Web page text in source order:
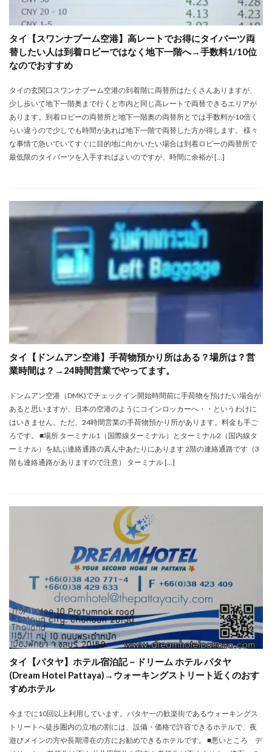
タイ【スワンナプーム空港】高レートでお得にタイバーツ両
替したい人は到着ロビーではなく地下一階へ→手数料1/10位
なのでおすすめ
タイの玄関口スワンナプーム空港の到着階に両替所はたくさんありますが、
少し歩いて地下一階奥まで行くと市内と同じ高レートで両替できるエリアが
あります。到着ロビーの両替所と地下一階奥の両替所とでは手数料が10倍く
らい違うので少しでも時間があれば地下一階で両替した方が得します。 様々
な事情で急いでいてすぐに目的地に向かいたい場合は到着ロビーの両替所で
最低限のタイバーツを入手すればよいのですが、時間に余裕が […]
タイ【ドンムアン空港】手荷物預かり所はある？場所は？営
業時間は？→24時間営業でやってます。
ドンムアン空港（DMK)でチェックイン開始時間前に手荷物を預けたい場合が
あると思いますが、日本の空港のようにコインロッカーへ・・というわけに
はいきません。ただ、24時間営業の手荷物預かり所があります。料金も手ご
ろです。 ■場所 ターミナル1（国際線ターミナル）とターミナル2（国内線タ
ーミナル）を結ぶ連絡通路の真ん中あたりにあります 2階の連絡通路です（3
階も連絡通路がありますので注意） ターミナル […]
タイ【パタヤ】ホテル宿泊記－ドリーム ホテル パタヤ
(Dream Hotel Pattaya)→ウォーキングストリート近くのおす
すめホテル
今までに10回以上利用しています。パタヤ一の歓楽街であるウォーキングス
トリートへ徒歩圏内の立地の割には、設備・価格で許容できるホテルで、夜
遊びメインの方や長期滞在の方にお勧めできるホテルです。 ■悪いところ デ